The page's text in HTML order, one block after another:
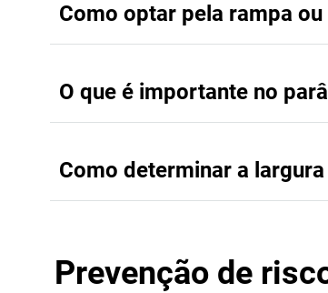
Como optar pela rampa
O que é importante no
Como determinar a
Prevenção de